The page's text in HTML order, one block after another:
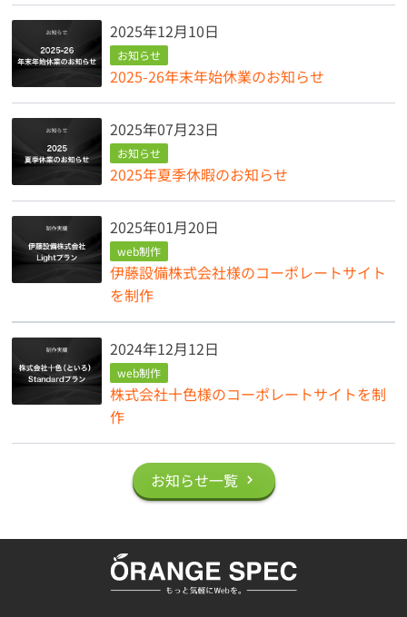
2025年12月10日
お知らせ
2025-26年末年始休業のお知らせ
2025年07月23日
お知らせ
2025年夏季休暇のお知らせ
2025年01月20日
web制作
伊藤設備株式会社様のコーポレートサイト
を制作
2024年12月12日
web制作
株式会社十色様のコーポレートサイトを制
作
お知らせ一覧